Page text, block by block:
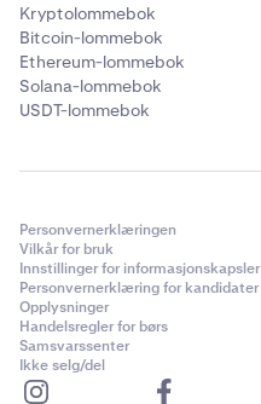
Kryptolommebok
Bitcoin-lommebok
Ethereum-lommebok
Solana-lommebok
USDT-lommebok
Personvernerklæringen
Vilkår for bruk
Innstillinger for informasjonskapsler
Personvernerklæring for kandidater
Opplysninger
Handelsregler for børs
Samsvarssenter
Ikke selg/del